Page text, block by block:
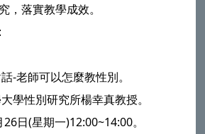
，落實教學成效。
-老師可以怎麼教性別。
學性別研究所楊幸真教授。
日(星期一)12:00~14:00。